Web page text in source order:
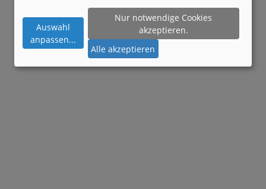
Auswahl
anpassen...
Nur notwendige Cookies
akzeptieren.
Alle akzeptieren